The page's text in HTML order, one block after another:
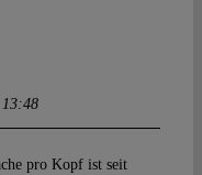
pro Kopf ist seit